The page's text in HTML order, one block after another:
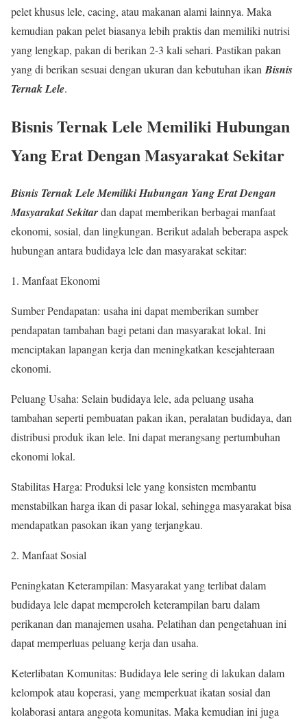
pelet khusus lele, cacing, atau makanan alami lainnya. Maka
kemudian pakan pelet biasanya lebih praktis dan memiliki nutrisi
yang lengkap, pakan di berikan 2-3 kali sehari. Pastikan pakan
yang di berikan sesuai dengan ukuran dan kebutuhan ikan Bisnis
Ternak Lele.
BisnisTernak Lele Memiliki Hubungan
Yang Erat Dengan Masyarakat Sekitar
Bisnis Ternak LeleMemiliki Hubungan Yang Erat Dengan
Masyarakat Sekitardan dapat memberikan berbagai manfaat
ekonomi, sosial, dan lingkungan. Berikut adalah beberapa aspek
hubungan antara budidaya lele dan masyarakat sekitar:
Manfaat Ekonomi
Sumber Pendapatan: usaha ini dapat memberikan sumber
pendapatan tambahan bagi petani dan masyarakat lokal. Ini
menciptakan lapangan kerja dan meningkatkan kesejahteraan
ekonomi.
Peluang Usaha: Selain budidaya lele, ada peluang usaha
tambahan seperti pembuatan pakan ikan, peralatan budidaya, dan
distribusi produk ikan lele. Ini dapat merangsang pertumbuhan
ekonomi lokal.
Stabilitas Harga: Produksi lele yang konsisten membantu
menstabilkan harga ikan di pasar lokal, sehingga masyarakat bisa
mendapatkan pasokan ikan yang terjangkau.
Manfaat Sosial
Peningkatan Keterampilan: Masyarakat yang terlibat dalam
budidaya lele dapat memperoleh keterampilan baru dalam
perikanan dan manajemen usaha. Pelatihan dan pengetahuan ini
dapat memperluas peluang kerja dan usaha.
Keterlibatan Komunitas: Budidaya lele sering di lakukan dalam
kelompok atau koperasi, yang memperkuat ikatan sosial dan
kolaborasi antara anggota komunitas. Maka kemudian ini juga